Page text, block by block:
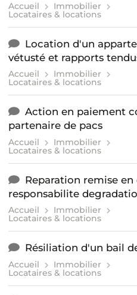
Accueil Immobilier
Locataires & locations
Location d'un
vétusté et rapports
Accueil Immobilier
Locataires & locations
Action en paiement
partenaire de pacs
Accueil Immobilier
Locataires & locations
Reparation remise en
responsabilite
Accueil Immobilier
Locataires & locations
Résiliation d'un bail
Accueil Immobilier
Locataires & locations